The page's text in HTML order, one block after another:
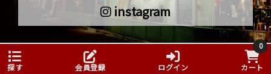
探す 会員登録 ログイン
0
カート
instagram
ソムリエがいる